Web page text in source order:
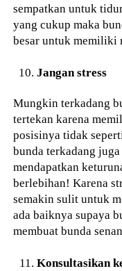
sempatkan untuk
yang cukup maka
besar untuk memiliki
Jangan stress
Mungkin terkadang
tertekan karena
posisinya tidak
bunda terkadang
mendapatkan
berlebihan! Karena
semakin sulit untuk
ada baiknya supaya
membuat bunda
Konsultasikan